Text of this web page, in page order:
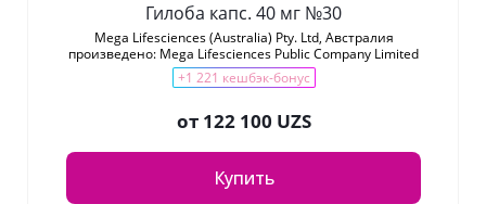
Гилоба капс. 40 мг №30
Mega Lifesciences (Australia) Pty. Ltd, Австралия
произведено: Mega Lifesciences Public Company Limited
+1 221 кешбэк-бонус
от 122 100 UZS
Купить